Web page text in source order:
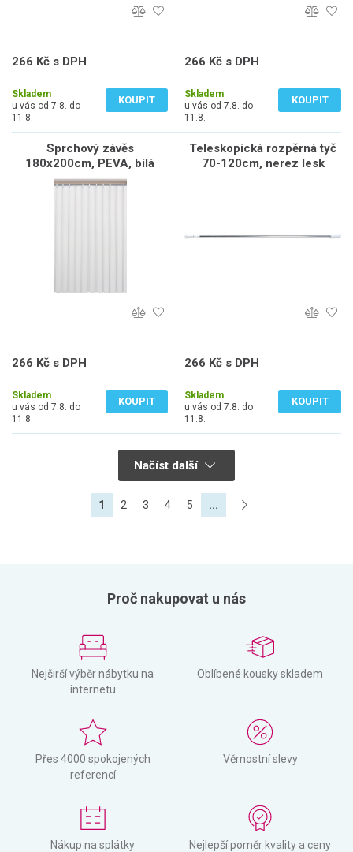
266 Kč s DPH
Skladem
u vás od 7.8. do
11.8.
KOUPIT
266 Kč s DPH
Skladem
u vás od 7.8. do
11.8.
KOUPIT
Sprchový závěs
180x200cm, PEVA, bílá
266 Kč s DPH
Skladem
u vás od 7.8. do
11.8.
KOUPIT
Teleskopická rozpěrná tyč
70-120cm, nerez lesk
266 Kč s DPH
Skladem
u vás od 7.8. do
11.8.
KOUPIT
Načíst další
1 2 3 4 5 ...
Proč nakupovat u nás
Nejširší výběr nábytku na
internetu
Oblíbené kousky skladem
Přes 4000 spokojených
referencí
Věrnostní slevy
Nákup na splátky Nejlepší poměr kvality a ceny